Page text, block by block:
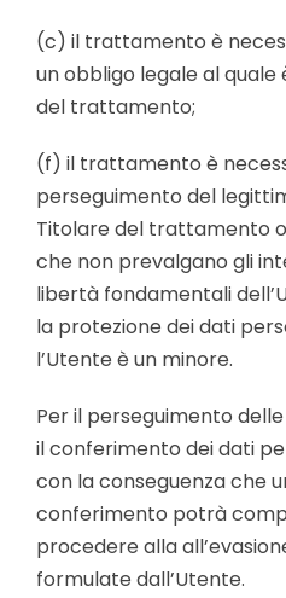
(c) il trattamento è
un obbligo legale al
del trattamento;
(f) il trattamento è
perseguimento del
Titolare del trattamento
che non prevalgano gli
libertà fondamentali
la protezione dei dati
l’Utente è un minore.
Per il perseguimento
il conferimento dei dati
con la conseguenza che
conferimento potrà
procedere alla
formulate dall’Utente.